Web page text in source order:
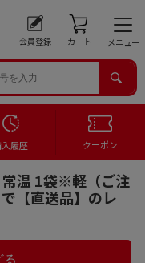
会員登録 カート メニュー
入履歴 クーポン
温 1袋※軽（ご注
【直送品】のレ